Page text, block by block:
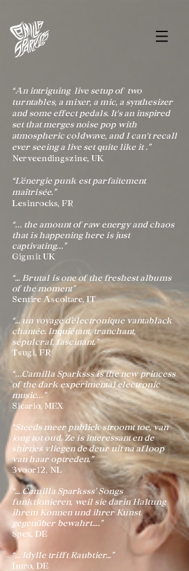
“An intriguing live setup of two
turntables, a mixer, a mic, a synthesizer
and some effect pedals. It's an inspired
set that merges noise pop with
atmospheric coldwave, and I can't recall
ever seeing a live set quite like it .”
Nerveendingszine, UK
“L’énergie punk est parfaitement
maîtrisée.”
Lesinrocks, FR
“... the amount of raw energy and chaos
that is happening here is just
captivating...”
Gigmit UK
“… Brutal is one of the freshest albums
of the moment”
Sentire Ascoltare, IT
“… un voyage d’électronique vantablack
chantée. Inquiétant, tranchant,
sépulcral, fascinant.”
Tsugi, FR
“...Camilla Sparksss is the new princess
of the dark experimental electronic
music...”
Sicario, MEX
“Steeds meer publiek stroomt toe, van
jong tot oud. Ze is interessant en de
shirtjes vliegen de deur uit na afloop
van haar optreden.”
3voor12, NL
“… Camilla Sparksss’ Songs
funktionieren, weil sie darin Haltung
ihrem Konnen und ihrer Kunst
gegenüber bewahrt….”
Spex, DE
“… Idylle trifft Raubtier…”
Intro, DE